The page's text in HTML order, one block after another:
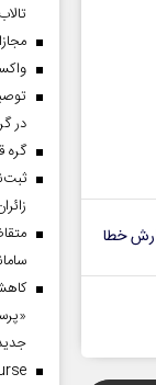
خطا
در
گره